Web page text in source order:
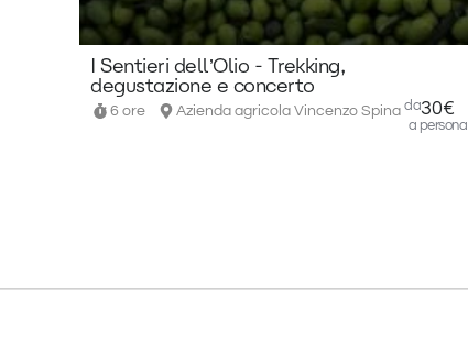
I Sentieri dell’Olio - Trekking,
degustazione e concerto
6 ore Azienda agricola Vincenzo Spina da30€
a persona